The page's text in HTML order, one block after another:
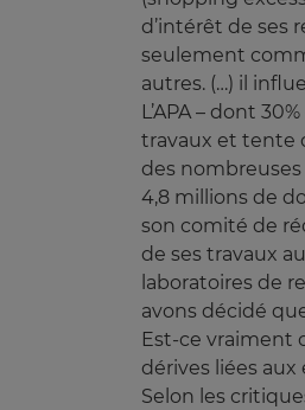
d’intérêt de ses
seulement
autres. (…) il
L’APA – dont
travaux et tente
des
4,8 millions de
son comité de
de ses travaux
laboratoires de
avons décidé
Est-ce vraiment
dérives liées aux
Selon les